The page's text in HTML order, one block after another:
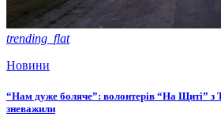
trending_flat
Новини
“Нам дуже боляче”: волонтерів “На Щиті” з
зневажили